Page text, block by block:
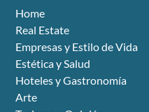
Home
Real Estate
Empresas y Estilo de Vida
Estética y Salud
Hoteles y Gastronomía
Arte